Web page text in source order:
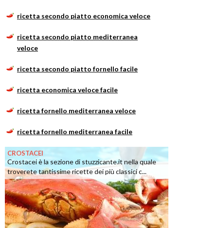
ricetta secondo piatto economica veloce
ricetta secondo piatto mediterranea
veloce
ricetta secondo piatto fornello facile
ricetta economica veloce facile
ricetta fornello mediterranea veloce
ricetta fornello mediterranea facile
CROSTACEI
Crostacei è la sezione di stuzzicante.it nella quale
troverete tantissime ricette dei più classici c...